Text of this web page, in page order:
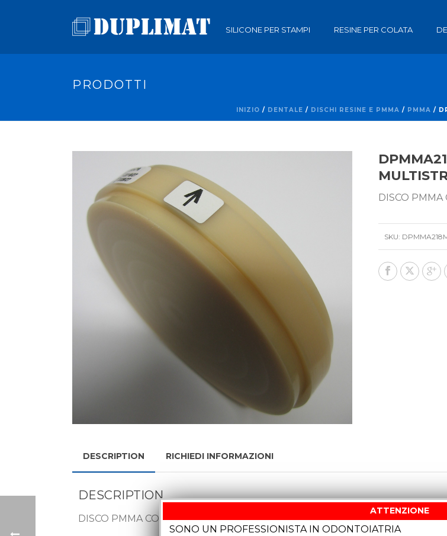
SILICONE PER STAMPI RESINE PER COLATA
PRODOTTI
INIZIO / DENTALE / DISCHI RESINE E PMMA / PMMA /
DISCO PMMA
SKU:
DESCRIPTION RICHIEDI INFORMAZIONI
DESCRIPTION
DISCO PMMA COLORE A2 mm 18 MULTISTRATO 7 LAYERS classe 2A
ATTENZIONE
SONO UN PROFESSIONISTA IN ODONTOIATRIA